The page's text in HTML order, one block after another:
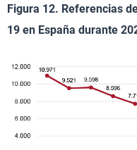
Figura 12. Referencias
19 en España durante